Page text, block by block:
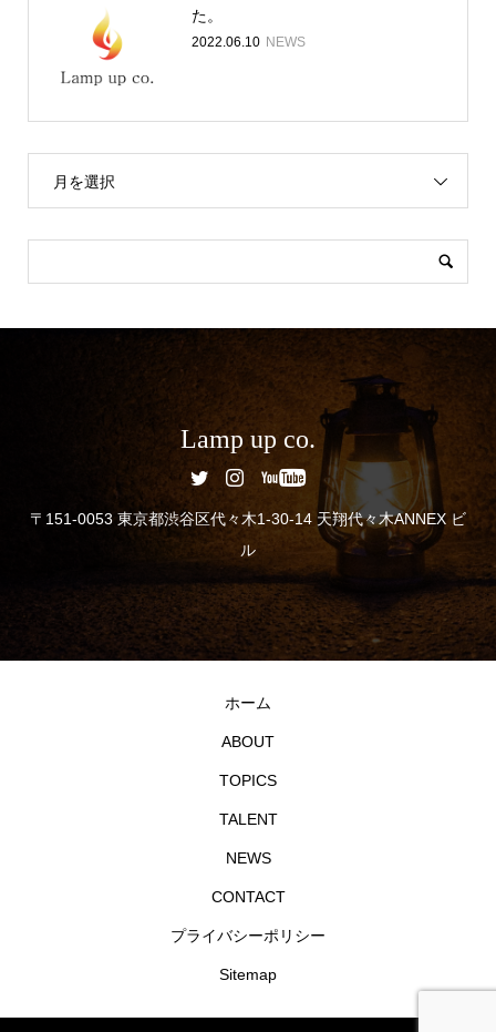
た。
2022.06.10 NEWS
月を選択
Lamp up co.
〒151-0053 東京都渋谷区代々木1-30-14 天翔代々木ANNEX ビ
ル
ホーム
ABOUT
TOPICS
TALENT
NEWS
CONTACT
プライバシーポリシー
Sitemap